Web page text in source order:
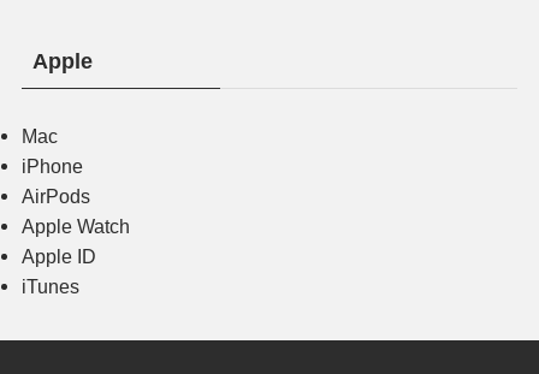
Apple
Mac
iPhone
AirPods
Apple Watch
Apple ID
iTunes